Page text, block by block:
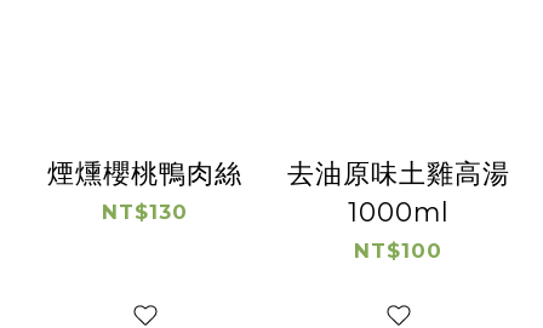
煙燻櫻桃鴨肉絲
NT$130
去油原味土雞高湯
1000ml
NT$100